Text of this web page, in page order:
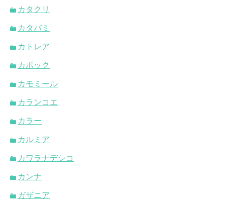
カタクリ
カタバミ
カトレア
カポック
カモミール
カランコエ
カラー
カルミア
カワラナデシコ
カンナ
ガザニア